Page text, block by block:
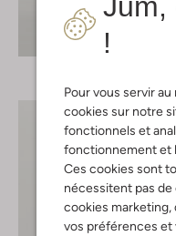
!
Pour vous servir
cookies sur notre
fonctionnels et
fonctionnement et
Ces cookies sont
nécessitent pas
cookies marketing,
vos préférences et
Découvrez le